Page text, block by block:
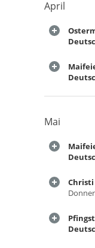
April
Mai